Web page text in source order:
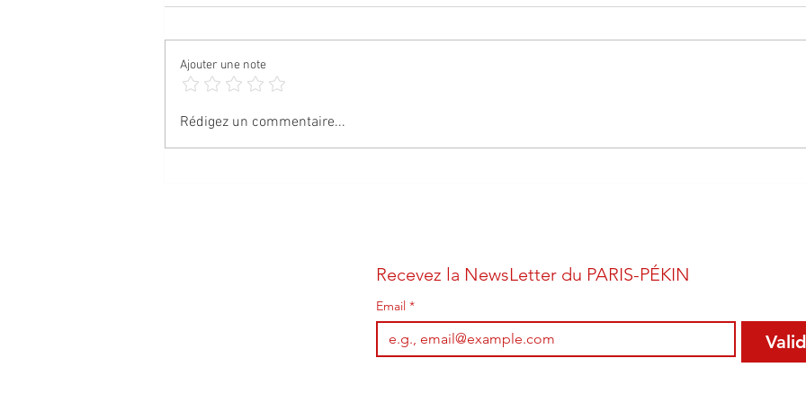
L'EST RÉPUBLICAIN 25 AOÛT 2025
Ajouter une note
Rédigez un commentaire...
Recevez la NewsLetter du PARIS-PÉKIN
Email *